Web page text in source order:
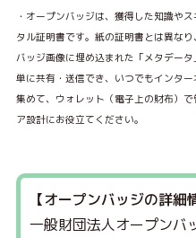
・オープンバッジは、獲得した知識や
タル証明書です。 紙の証明書とは異なり
バッジ画像に埋め込まれた「メタデー
単に共有・送信でき、いつでもインター
集めて、ウォレット（電子上の財布）
ア設計にお役立てください。
【オープンバッジの詳細
一般財団法人オープンバ